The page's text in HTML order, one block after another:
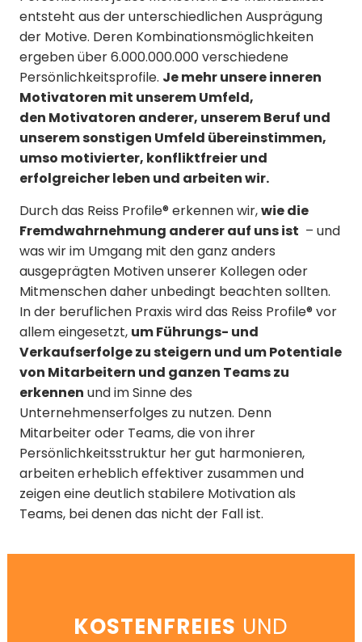
entsteht aus der unterschiedlichen Ausprägung
der Motive. Deren Kombinationsmöglichkeiten
ergeben über 6.000.000.000 verschiedene
Persönlichkeitsprofile. Je mehr unsere inneren
Motivatoren mit unserem Umfeld,
den Motivatoren anderer, unserem Beruf und
unserem sonstigen Umfeld übereinstimmen,
umso motivierter, konfliktfreier und
erfolgreicher leben und arbeiten wir.
Durch das Reiss Profile® erkennen wir,wie die
Fremdwahrnehmung anderer auf uns ist – und
was wir im Umgang mit den ganz anders
ausgeprägten Motiven unserer Kollegen oder
Mitmenschen daher unbedingt beachten sollten.
In der beruflichen Praxis wird das Reiss Profile® vor
allem eingesetzt, um Führungs- und
Verkaufserfolge zu steigern und um Potentiale
von Mitarbeitern und ganzen Teams zu
erkennen und im Sinne des
Unternehmenserfolges zu nutzen. Denn
Mitarbeiter oder Teams, die von ihrer
Persönlichkeitsstruktur her gut harmonieren,
arbeiten erheblich effektiver zusammen und
zeigen eine deutlich stabilere Motivation als
Teams, bei denen das nicht der Fall ist.
KOSTENFREIES UND